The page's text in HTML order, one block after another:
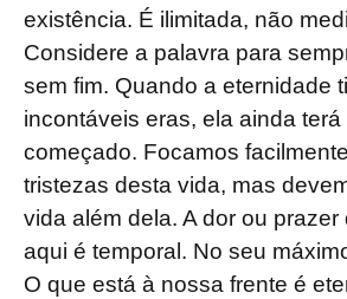
existência. É ilimitada, não
Considere a palavra para
sem fim. Quando a eternidade
incontáveis eras, ela ainda
começado. Focamos
tristezas desta vida, mas
vida além dela. A dor ou prazer
aqui é temporal. No seu
O que está à nossa frente é